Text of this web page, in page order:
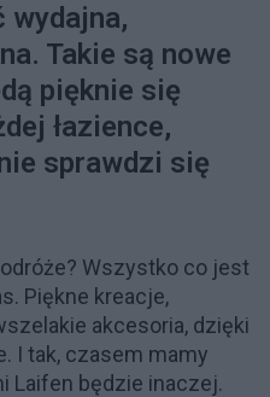
wydajna,
Takie są nowe
pięknie się
łazience,
sprawdzi się
Wszystko co jest
Piękne kreacje,
akcesoria, dzięki
I tak, czasem mamy
Laifen będzie inaczej.